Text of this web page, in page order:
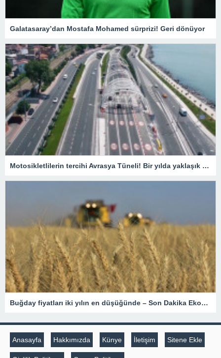
Galatasaray’dan Mostafa Mohamed sürprizi! Geri dönüyor
Motosikletlilerin tercihi Avrasya Tüneli! Bir yılda yaklaşık 385 bin motosiklet geçti
Buğday fiyatları iki yılın en düşüğünde – Son Dakika Ekonomi Haberleri
Anasayfa Hakkımızda Künye İletişim Sitene Ekle